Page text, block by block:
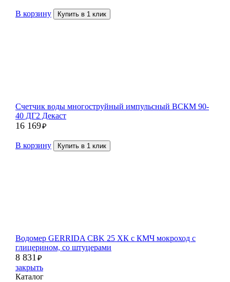
В корзину Купить в 1 клик
Счетчик воды многоструйный импульсный ВСКМ 90-
40 ДГ2 Декаст
16 169₽
В корзину Купить в 1 клик
Водомер GERRIDA CBK 25 ХК с КМЧ мокроход с
глицерином, со штуцерами
8 831₽
закрыть
Каталог